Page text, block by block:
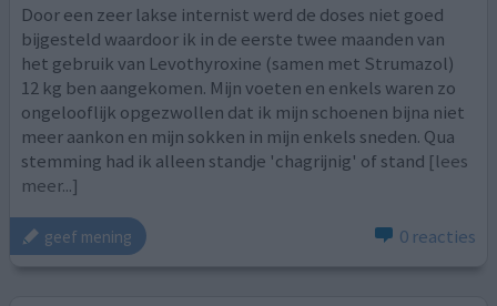
Door een zeer lakse internist werd de doses niet goed
bijgesteld waardoor ik in de eerste twee maanden van
het gebruik van Levothyroxine (samen met Strumazol)
12 kg ben aangekomen. Mijn voeten en enkels waren zo
ongelooflijk opgezwollen dat ik mijn schoenen bijna niet
meer aankon en mijn sokken in mijn enkels sneden. Qua
stemming had ik alleen standje 'chagrijnig' of stand [lees
meer...]
geef mening 0 reacties